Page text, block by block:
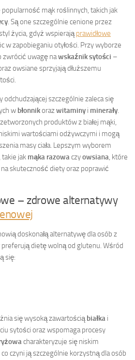
mąk roślinnych, takich jak
. Są one szczególnie cenione przez
życia, gdyż wspierająprawidłowe
w zapobieganiu otyłości. Przy wyborze
uwagę nawskaźnik sytości –
owsiane sprzyjają dłuższemu
odchudzającej szczególnie zaleca się
w błonnikorazwitaminy i minerały.
produktów z białej mąki,
wartościami odżywczymi i mogą
masy ciała. Lepszym wyborem
jak mąka razowaczyowsiana, które
skuteczność diety oraz poprawić
– zdrowe alternatywy
doskonałą alternatywę dla osób z
dietę wolną od glutenu. Wśród
się:
się wysoką zawartościąbiałka i
sytości oraz wspomaga procesy
charakteryzuje się niskim
czyni ją szczególnie korzystną dla osób